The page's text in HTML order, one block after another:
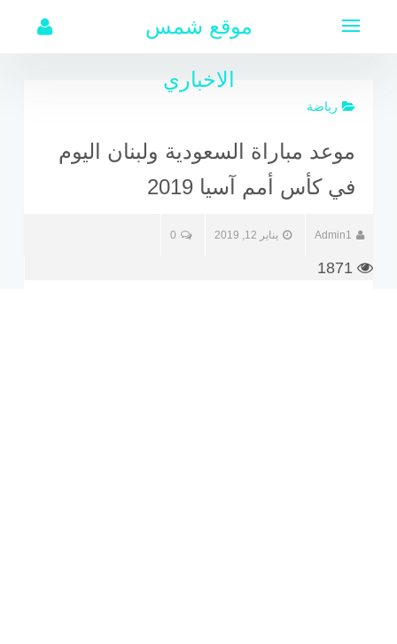
موقع شمس
الاخباري
رياضة
موعد مباراة السعودية ولبنان اليوم
في كأس أمم آسيا 2019
Admin1 يناير 12, 2019 0
1871